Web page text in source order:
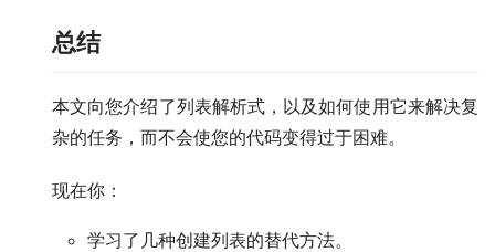
总结
本文向您介绍了列表解析式，以及如何使用它来解决复
杂的任务，而不会使您的代码变得过于困难。
现在你：
学习了几种创建列表的替代方法。